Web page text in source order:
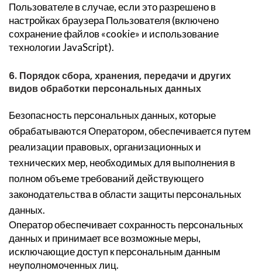
Пользователе в случае, если это разрешено в
настройках браузера Пользователя (включено
сохранение файлов «cookie» и использование
технологии JavaScript).
6. Порядок сбора, хранения, передачи и других
видов обработки персональных данных
Безопасность персональных данных, которые
обрабатываются Оператором, обеспечивается путем
реализации правовых, организационных и
технических мер, необходимых для выполнения в
полном объеме требований действующего
законодательства в области защиты персональных
данных.
Оператор обеспечивает сохранность персональных
данных и принимает все возможные меры,
исключающие доступ к персональным данным
неуполномоченных лиц.